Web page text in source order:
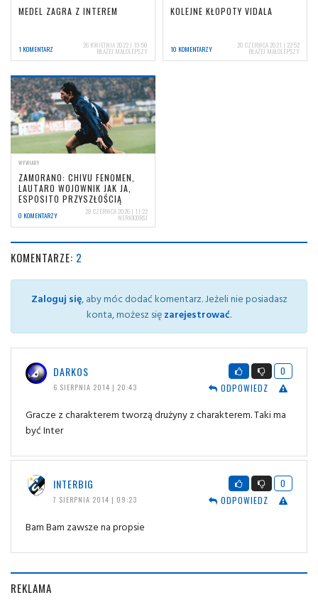
MEDEL ZAGRA Z INTEREM
1 KOMENTARZ 26 KWIETNIA 2022 | 19:50
BŁAŻEJ MAŁOLEPSZY
KOLEJNE KŁOPOTY VIDALA
10 KOMENTARZY 20 CZERWCA 2021 | 22:52
BŁAŻEJ MAŁOLEPSZY
WYWIADY
ZAMORANO: CHIVU FENOMEN,
LAUTARO WOJOWNIK JAK JA,
ESPOSITO PRZYSZŁOŚCIĄ
0 KOMENTARZY 28 CZERWCA 2026 | 11:22
NERIOCORSI
KOMENTARZE: 2
Zaloguj się, aby móc dodać komentarz. Jeżeli nie posiadasz
konta, możesz sięzarejestrować.
DARKOS
6 SIERPNIA 2014 | 20:43
0
ODPOWIEDZ
Gracze z charakterem tworzą drużyny z charakterem. Taki ma
być Inter
INTERBIG
7 SIERPNIA 2014 | 09:23
0
ODPOWIEDZ
Bam Bam zawsze na propsie
REKLAMA